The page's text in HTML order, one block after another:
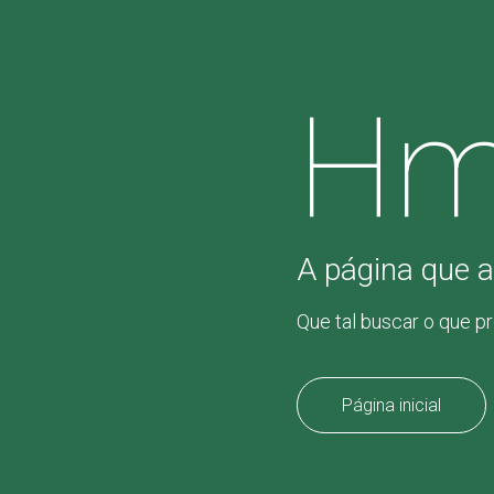
A página que
Que tal buscar o que
Página inicial